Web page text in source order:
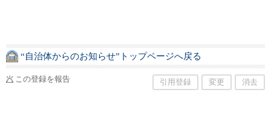
“自治体からのお知らせ”トップページへ戻る
この登録を報告 引用登録 変更 消去